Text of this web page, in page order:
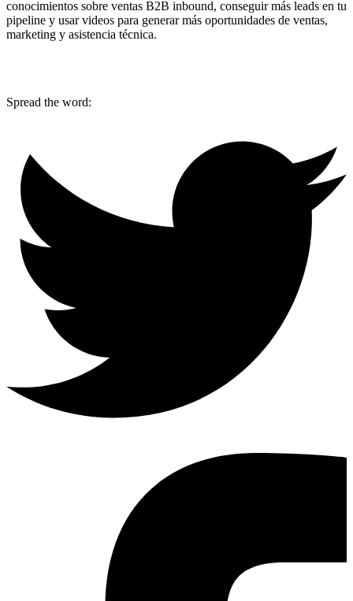
conocimientos sobre ventas B2B inbound, conseguir más leads en tu
pipeline y usar videos para generar más oportunidades de ventas,
marketing y asistencia técnica.
Spread the word: